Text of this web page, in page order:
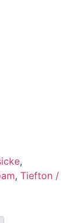
,
, Tiefton /